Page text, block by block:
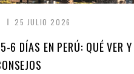
25 JULIO 2026
6 DÍAS EN PERÚ: QUÉ VER Y